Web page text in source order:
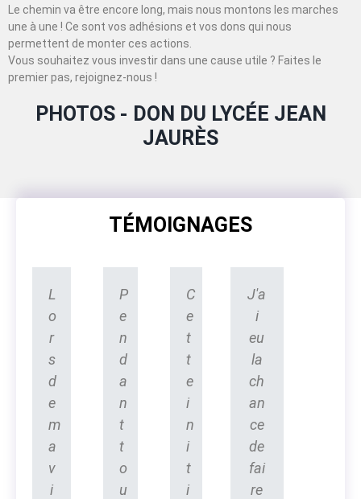
Le chemin va être encore long, mais nous montons les marches
une à une ! Ce sont vos adhésions et vos dons qui nous
permettent de monter ces actions.
Vous souhaitez vous investir dans une cause utile ? Faites le
premier pas, rejoignez-nous !
PHOTOS - DON DU LYCÉE JEAN
JAURÈS
TÉMOIGNAGES
L
o
r
s
d
e
m
a
v
i
P
e
n
d
a
n
t
t
o
u
C
e
t
t
e
i
n
i
t
i
J'a
i
eu
la
ch
an
ce
de
fai
re